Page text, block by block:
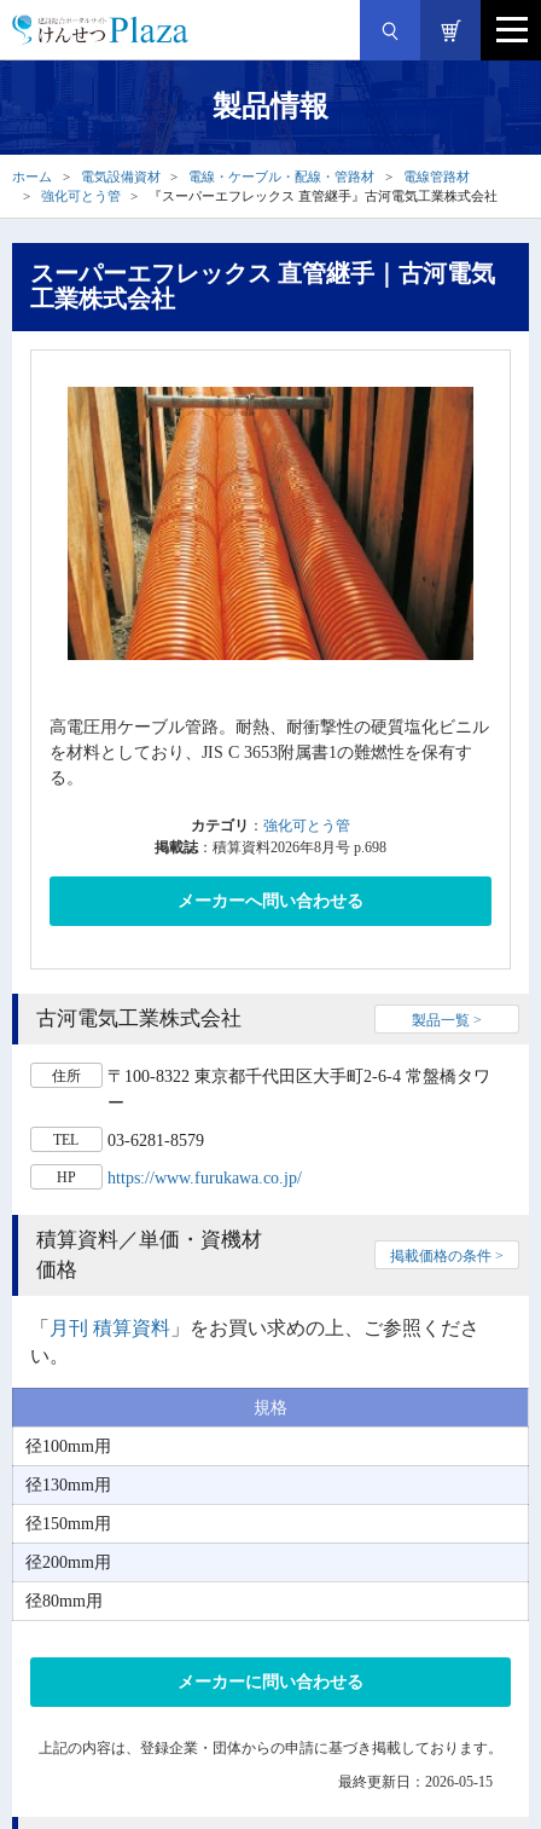
製品情報
ホーム 電気設備資材 電線・ケーブル・配線・管路材
電線管路材
強化可とう管
『スーパーエフレックス 直管継手』古河電気工業株式会社
スーパーエフレックス 直管継手｜古河電気
工業株式会社
高電圧用ケーブル管路。耐熱、耐衝撃性の硬質塩化ビニル
を材料としており、JIS C 3653附属書1の難燃性を保有す
る。
カテゴリ ： 強化可とう管
掲載誌：積算資料2026年8月号 p.698
メーカーへ問い合わせる
古河電気工業株式会社 製品一覧 >
住所
〒100-8322 東京都千代田区大手町2-6-4 常盤橋タワ
ー
TEL 03-6281-8579
HP https://www.furukawa.co.jp/
積算資料／単価・資機材
価格
掲載価格の条件 >
「 月刊 積算資料 」をお買い求めの上、ご参照くださ
い。
規格
径100mm用
径130mm用
径150mm用
径200mm用
径80mm用
メーカーに問い合わせる
上記の内容は、登録企業・団体からの申請に基づき掲載しております。
最終更新日：2026-05-15